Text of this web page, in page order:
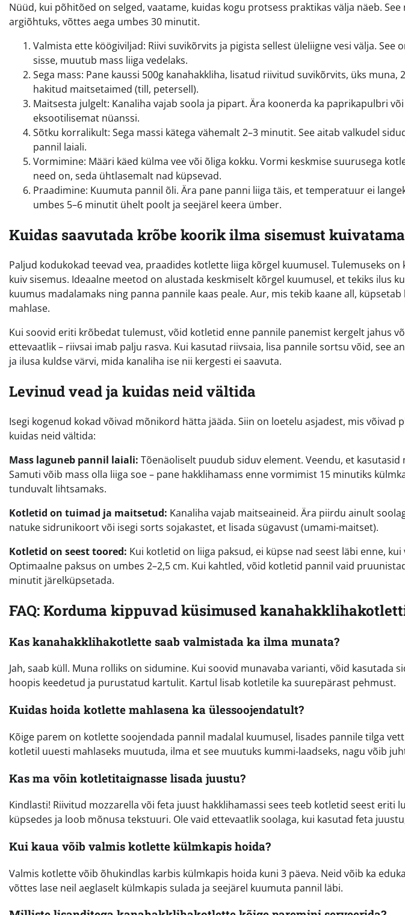
Nüüd, kui põhitõed on selged, vaatame, kuidas kogu protsess praktikas välja näeb.
argiõhtuks, võttes aega umbes 30 minutit.
Valmista ette köögiviljad: Riivi suvikõrvits ja pigista sellest üleliigne vesi välja. See
sisse, muutub mass liiga vedelaks.
Sega mass: Pane kaussi 500g kanahakkliha, lisatud riivitud suvikõrvits, üks muna,
hakitud maitsetaimed (till, petersell).
Maitsesta julgelt: Kanaliha vajab soola ja pipart. Ära koonerda ka paprikapulbri
eksootilisemat nüanssi.
Sõtku korralikult: Sega massi kätega vähemalt 2–3 minutit. See aitab valkudel
pannil laiali.
Vormimine: Määri käed külma vee või õliga kokku. Vormi keskmise suurusega
need on, seda ühtlasemalt nad küpsevad.
Praadimine: Kuumuta pannil õli. Ära pane panni liiga täis, et temperatuur ei
umbes 5–6 minutit ühelt poolt ja seejärel keera ümber.
Kuidas saavutada krõbe koorik ilma sisemust
Paljud kodukokad teevad vea, praadides kotlette liiga kõrgel kuumusel. Tulemuseks
kuiv sisemus. Ideaalne meetod on alustada keskmiselt kõrgel kuumusel, et tekiks ilus
kuumus madalamaks ning panna pannile kaas peale. Aur, mis tekib kaane all,
mahlase.
Kui soovid eriti krõbedat tulemust, võid kotletid enne pannile panemist kergelt jahus
ettevaatlik – riivsai imab palju rasva. Kui kasutad riivsaia, lisa pannile sortsu võid, see
ja ilusa kuldse värvi, mida kanaliha ise nii kergesti ei saavuta.
Levinud vead ja kuidas neid vältida
Isegi kogenud kokad võivad mõnikord hätta jääda. Siin on loetelu asjadest, mis võivad
kuidas neid vältida:
Mass laguneb pannil laiali: Tõenäoliselt puudub siduv element. Veendu, et
Samuti võib mass olla liiga soe – pane hakklihamass enne vormimist 15 minutiks
tunduvalt lihtsamaks.
Kotletid on tuimad ja maitsetud: Kanaliha vajab maitseaineid. Ära piirdu ainult
natuke sidrunikoort või isegi sorts sojakastet, et lisada sügavust (umami-maitset).
Kotletid on seest toored: Kui kotletid on liiga paksud, ei küpse nad seest läbi enne,
Optimaalne paksus on umbes 2–2,5 cm. Kui kahtled, võid kotletid pannil vaid
minutit järelküpsetada.
FAQ: Korduma kippuvad küsimused
Kas kanahakklihakotlette saab valmistada ka ilma munata?
Jah, saab küll. Muna rolliks on sidumine. Kui soovid munavaba varianti, võid kasutada
hoopis keedetud ja purustatud kartulit. Kartul lisab kotletile ka suurepärast pehmust.
Kuidas hoida kotlette mahlasena ka ülessoojendatult?
Kõige parem on kotlette soojendada pannil madalal kuumusel, lisades pannile tilga
kotletil uuesti mahlaseks muutuda, ilma et see muutuks kummi-laadseks, nagu võib
Kas ma võin kotletitaignasse lisada juustu?
Kindlasti! Riivitud mozzarella või feta juust hakklihamassi sees teeb kotletid seest eriti
küpsedes ja loob mõnusa tekstuuri. Ole vaid ettevaatlik soolaga, kui kasutad feta
Kui kaua võib valmis kotlette külmkapis hoida?
Valmis kotlette võib õhukindlas karbis külmkapis hoida kuni 3 päeva. Neid võib ka
võttes lase neil aeglaselt külmkapis sulada ja seejärel kuumuta pannil läbi.